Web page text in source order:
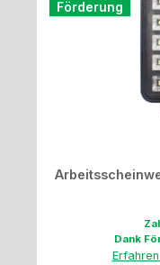
Förderung
Dank